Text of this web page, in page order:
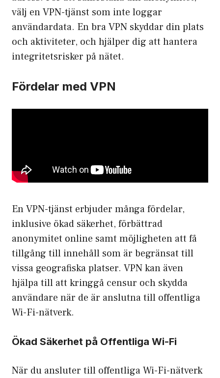
välj en VPN-tjänst som inte loggar
användardata. En bra VPN skyddar din plats
och aktiviteter, och hjälper dig att hantera
integritetsrisker på nätet.
Fördelar med VPN
En VPN-tjänst erbjuder många fördelar,
inklusive ökad säkerhet, förbättrad
anonymitet online samt möjligheten att få
tillgång till innehåll som är begränsat till
vissa geografiska platser. VPN kan även
hjälpa till att kringgå censur och skydda
användare när de är anslutna till offentliga
Wi-Fi-nätverk.
Ökad Säkerhet på Offentliga Wi-Fi
När du ansluter till offentliga Wi-Fi-nätverk